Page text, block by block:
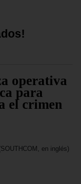
dos!
operativa
para
el crimen
en inglés)